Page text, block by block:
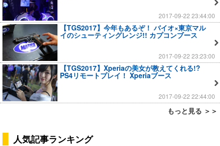
2017-09-22 23:44:00
【TGS2017】今年もあるぞ！ バイオ×東京マル
イのシューティングレンジ!! カプコンブース
2017-09-22 23:23:00
【TGS2017】Xperiaの美女が教えてくれる!?
PS4リモートプレイ！ Xperiaブース
2017-09-22 22:44:00
もっと見る ＞＞
人気記事ランキング